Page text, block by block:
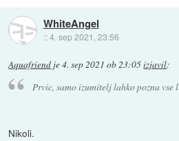
WhiteAngel
::4. sep 2021, 23:56
Aquafriend je4. sep 2021 ob 23:05izjavil:
Prvic, samo izumitelj lahko pozna vse
Nikoli.